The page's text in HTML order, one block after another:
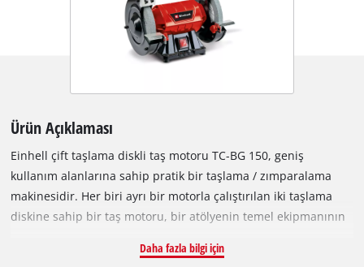
Ürün Açıklaması
Einhell çift taşlama diskli taş motoru TC-BG 150, geniş
kullanım alanlarına sahip pratik bir taşlama / zımparalama
makinesidir. Her biri ayrı bir motorla çalıştırılan iki taşlama
diskine sahip bir taş motoru, bir atölyenin temel ekipmanının
uçlarını ve freze bıçakları, hatta keskileri bile keskinleştirmek
Daha fazla bilgi için